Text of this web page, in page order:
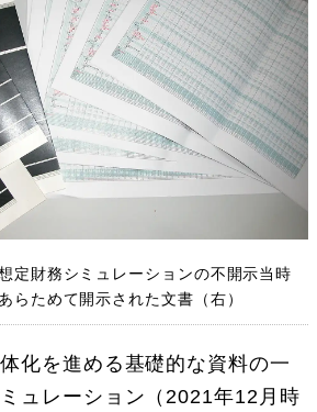
定財務シミュレーションの不開示当時
らためて開示された文書（右）
化を進める基礎的な資料の一
ュレーション（2021年12月時